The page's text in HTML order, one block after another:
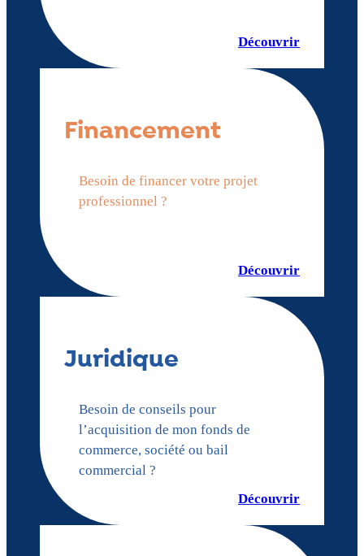
Découvrir
Financement
Besoin de financer votre projet
professionnel ?
Découvrir
Juridique
Besoin de conseils pour
l’acquisition de mon fonds de
commerce, société ou bail
commercial ?
Découvrir